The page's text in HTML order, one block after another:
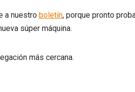
a nuestro boletín, porque pronto
súper máquina.
más cercana.